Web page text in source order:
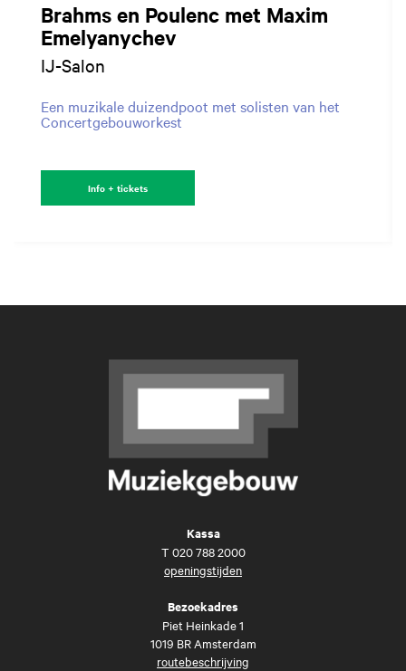
Brahms en Poulenc met Maxim
Emelyanychev
IJ-Salon
Een muzikale duizendpoot met solisten van het
Concertgebouworkest
Info + tickets
Kassa
T 020 788 2000
openingstijden
Bezoekadres
Piet Heinkade 1
1019 BR Amsterdam
routebeschrijving